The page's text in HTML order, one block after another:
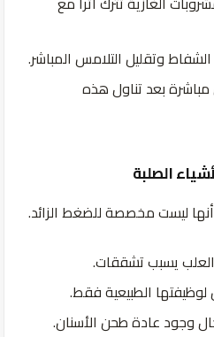
وتقليل التلامس المباشر.
بعد تناول هذه
الصلبة
أنها ليست مخصصة للضغط الزائد.
يسبب تشققات.
الطبيعية فقط.
وجود عادة طحن الأسنان.